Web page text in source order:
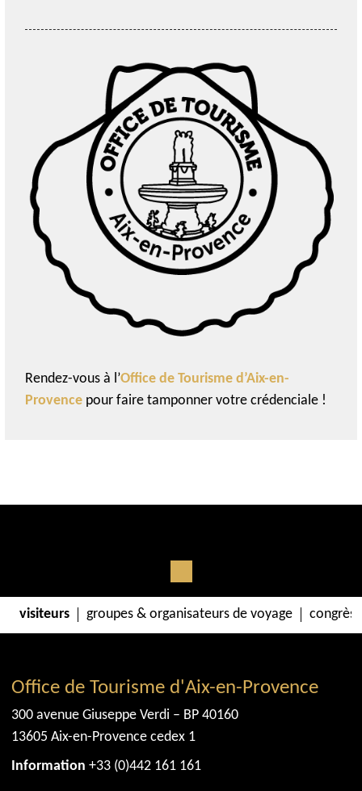
Rendez-vous à l’Office de Tourisme d’Aix-en-
Provence pour faire tamponner votre crédenciale !
visiteurs groupes & organisateurs de voyage congrès
Office de Tourisme d'Aix-en-Provence
300 avenue Giuseppe Verdi – BP 40160
13605 Aix-en-Provence cedex 1
Information +33 (0)442 161 161